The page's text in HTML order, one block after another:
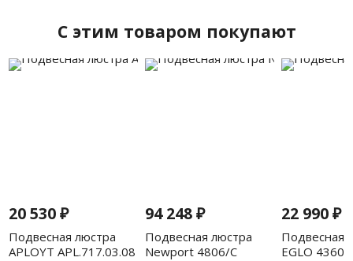
C этим товаром покупают
20 530₽
Подвесная люстра
APLOYT APL.717.03.08
94 248₽
Подвесная люстра
Newport 4806/C
22 990₽
Подвесная
EGLO 43605